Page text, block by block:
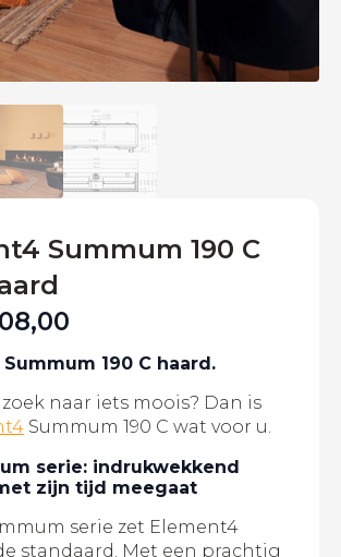
Summum 190 C
190 C haard.
naar iets moois? Dan is
Summum 190 C wat voor u.
serie: indrukwekkend
zijn tijd meegaat
serie zet Element4
standaard. Met een prachtig